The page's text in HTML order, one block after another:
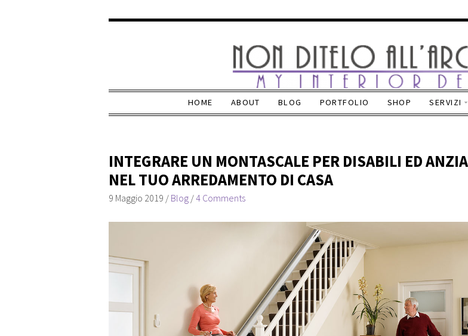
HOME ABOUT BLOG PORTFOLIO SHOP SERVIZI
INTEGRARE UN MONTASCALE PER DISABILI ED
NEL TUO ARREDAMENTO DI CASA
9 Maggio 2019 / Blog /4 Comments